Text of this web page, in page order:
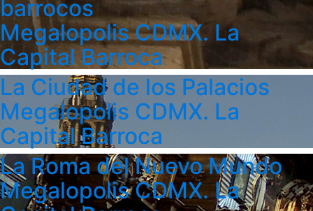
barrocos
Megalopolis CDMX. La
Capital Barroca
La Ciudad de los Palacios
Megalopolis CDMX. La
Capital Barroca
La Roma del Nuevo Mundo
Megalopolis CDMX. La